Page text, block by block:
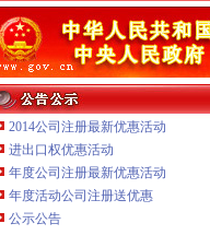
2014公司注册最新优惠活动
进出口权优惠活动
年度公司注册最新优惠活动
年度活动公司注册送优惠
公示公告
重庆臣夫商贸有限公司 （执照专让）